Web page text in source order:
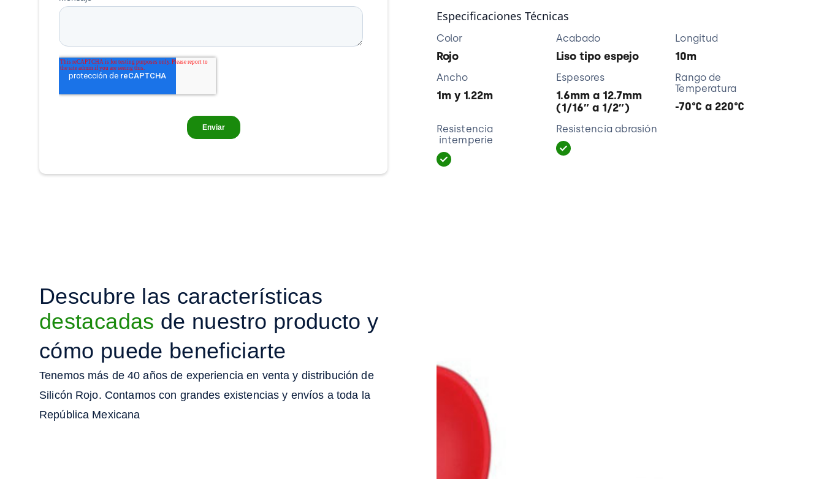
Especificaciones Técnicas
Color
Rojo
Acabado
Liso tipo espejo
Longitud
10m
Ancho
1m y 1.22m
Espesores
1.6mm a 12.7mm
(1/16″ a 1/2″)
Rango de
Temperatura
-70°C a 220°C
Resistencia
intemperie
Resistencia abrasión
Descubre las características
destacadas de nuestro producto y
cómo puede beneficiarte
Tenemos más de 40 años de experiencia en venta y distribución de
Silicón Rojo. Contamos con grandes existencias y envíos a toda la
República Mexicana